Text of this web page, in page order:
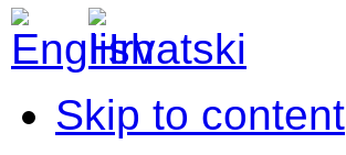
Skip to content